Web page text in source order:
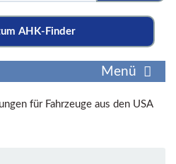
AHK-Finder
Menü
für Fahrzeuge aus den USA